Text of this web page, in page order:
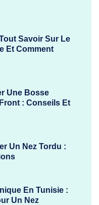
Savoir Sur Le
Et Comment
Une Bosse
: Conseils Et
Un Nez Tordu :
En Tunisie :
Un Nez